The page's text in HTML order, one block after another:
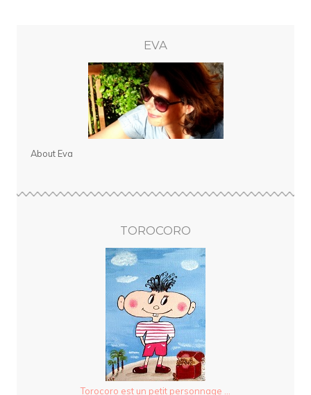
EVA
About Eva
TOROCORO
Torocoro est un petit personnage ...